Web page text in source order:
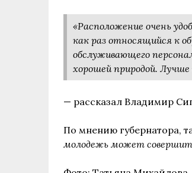
«Расположение очень
как раз относящийся к
обслуживающего
хорошей природой.
— рассказал Владимир
По мнению губернатора,
молодежь может